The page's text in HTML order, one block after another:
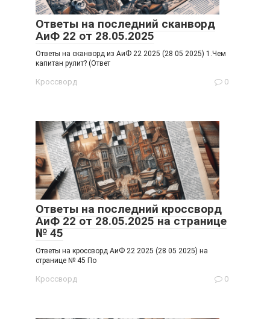
Ответы на последний сканворд
АиФ 22 от 28.05.2025
Ответы на сканворд из АиФ 22 2025 (28 05 2025) 1.Чем
капитан рулит? (Ответ
Кроссворд 0
Ответы на последний кроссворд
АиФ 22 от 28.05.2025 на странице
№ 45
Ответы на кроссворд АиФ 22 2025 (28 05 2025) на
странице № 45 По
Кроссворд 0